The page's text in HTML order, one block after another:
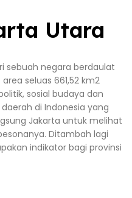
Utara
sebuah negara berdaulat
seluas 661,52 km2
sosial budaya dan
di Indonesia yang
Jakarta untuk melihat
Ditambah lagi
indikator bagi provinsi